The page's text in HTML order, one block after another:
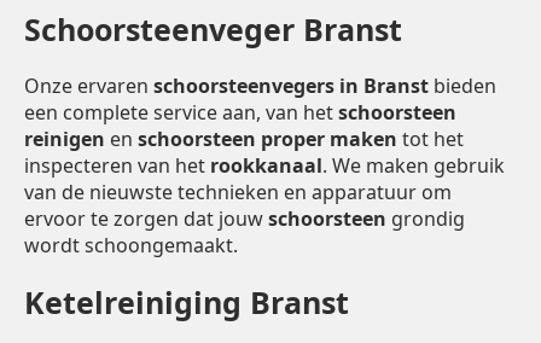
Schoorsteenveger Branst
Onze ervaren schoorsteenvegers in Branst bieden
een complete service aan, van hetschoorsteen
reinigen en schoorsteen proper maken tot het
inspecteren van het rookkanaal. We maken gebruik
van de nieuwste technieken en apparatuur om
ervoor te zorgen dat jouwschoorsteen grondig
wordt schoongemaakt.
Ketelreiniging Branst